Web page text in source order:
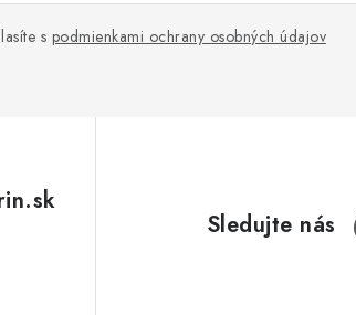
s podmienkami ochrany osobných údajov